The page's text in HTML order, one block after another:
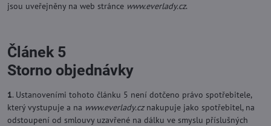
jsou uveřejněny na web stránce www.everlady.cz.
Článek 5
Storno objednávky
1. Ustanoveními tohoto článku 5 není dotčeno právo spotřebitele,
který vystupuje a na www.everlady.cznakupuje jako spotřebitel, na
odstoupení od smlouvy uzavřené na dálku ve smyslu příslušných